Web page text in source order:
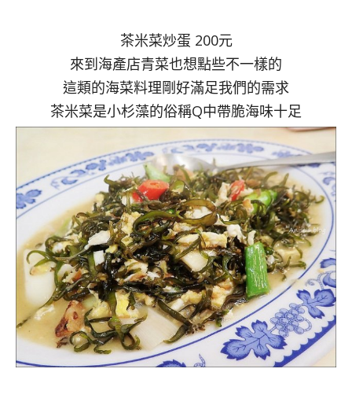
茶米菜炒蛋 200元
來到海產店青菜也想點些不一樣的
這類的海菜料理剛好滿足我們的需求
茶米菜是小杉藻的俗稱Q中帶脆海味十足